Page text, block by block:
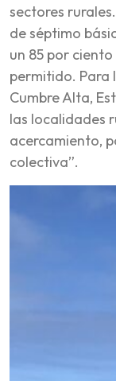
sectores
de séptimo
un 85 por
permitido. Para
Cumbre Alta,
las localidades
acercamiento,
colectiva”.